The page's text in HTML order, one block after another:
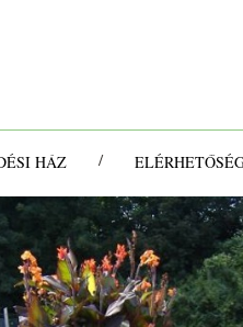
HÁZ /